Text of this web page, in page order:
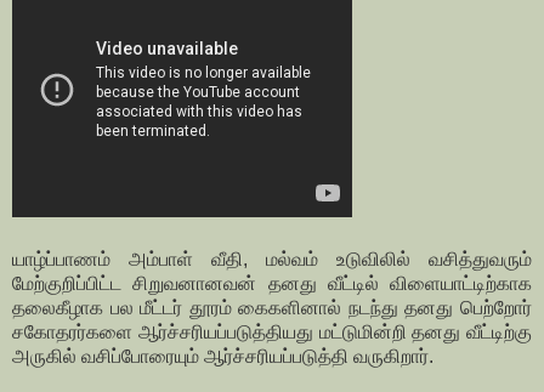
யாழ்ப்பாணம் அம்பாள் வீதி, மல்வம் உடுவிலில் வசித்துவரும்
மேற்குறிப்பிட்ட சிறுவனானவன் தனது வீட்டில் விளையாட்டிற்காக
தலைகீழாக பல மீட்டர் தூரம் கைகளினால் நடந்து தனது பெற்றோர்
சகோதரர்களை ஆர்ச்சரியப்படுத்தியது மட்டுமின்றி தனது வீட்டிற்கு
அருகில் வசிப்போரையும் ஆர்ச்சரியப்படுத்தி வருகிறார்.